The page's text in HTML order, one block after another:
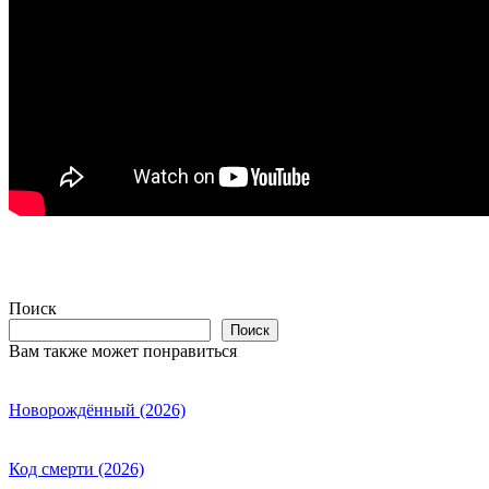
Поиск
Поиск
Вам также может понравиться
Новорождённый (2026)
Код смерти (2026)